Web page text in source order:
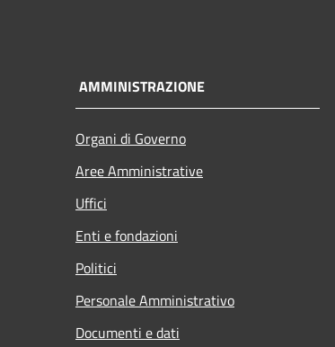
AMMINISTRAZIONE
Organi di Governo
Aree Amministrative
Uffici
Enti e fondazioni
Politici
Personale Amministrativo
Documenti e dati